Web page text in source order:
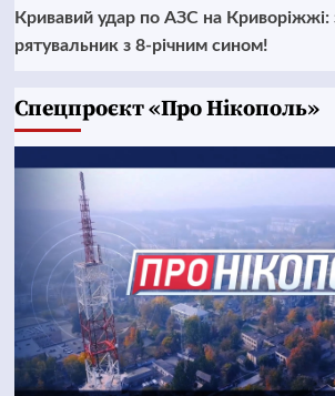
Кривавий удар по АЗС на Криворіжжі:
рятувальник з 8-річним сином!
Cпецпроєкт «Про Нікополь»